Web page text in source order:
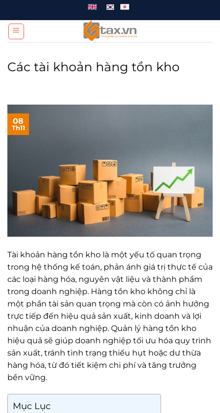
đến
dung
Các tài khoản hàng tồn kho
08
Th11
Tài khoản hàng tồn kho là một yếu tố quan trọng
trong hệ thống kế toán, phản ánh giá trị thực tế của
các loại hàng hóa, nguyên vật liệu và thành phẩm
trong doanh nghiệp. Hàng tồn kho không chỉ là
một phần tài sản quan trọng mà còn có ảnh hưởng
trực tiếp đến hiệu quả sản xuất, kinh doanh và lợi
nhuận của doanh nghiệp. Quản lý hàng tồn kho
hiệu quả sẽ giúp doanh nghiệp tối ưu hóa quy trình
sản xuất, tránh tình trạng thiếu hụt hoặc dư thừa
hàng hóa, từ đó tiết kiệm chi phí và tăng trưởng
bền vững.
Mục Lục